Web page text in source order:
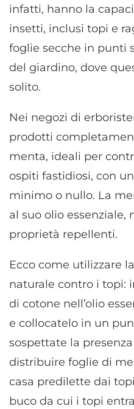
infatti, hanno la
insetti, inclusi topi e
foglie secche in punti
del giardino, dove
solito.
Nei negozi di
prodotti
menta, ideali per
ospiti fastidiosi, con
minimo o nullo. La
al suo olio essenziale,
proprietà repellenti.
Ecco come utilizzare
naturale contro i topi:
di cotone nell’olio
e collocatelo in un
sospettate la
distribuire foglie di
casa predilette dai
buco da cui i topi